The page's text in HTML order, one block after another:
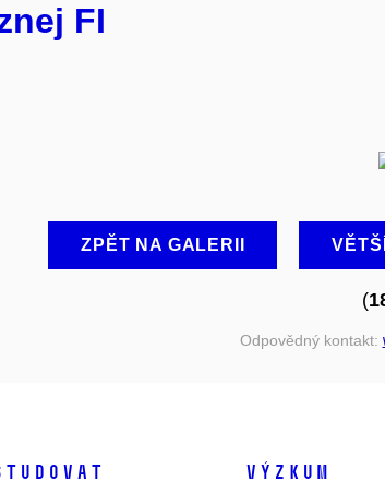
FI
ZPĚT NA GALERII
(
Odpovědný kontakt:
VÝZKUM